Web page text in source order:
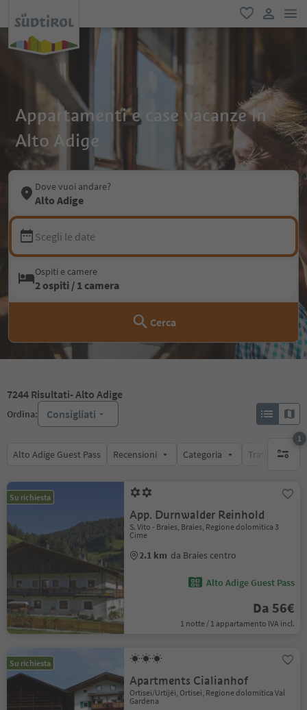
favoriti
user link
Appartamenti e case vacanze in
Alto Adige
Dove vuoi andare?
Alto Adige
Scegli le date
Ospiti e camere
2 ospiti / 1 camera
Cerca
7244 Risultati- Alto Adige
Ordina: Consigliati
Alto Adige Guest Pass Recensioni Categoria Trattamento
1
1 filtro
Su richiesta
App. Durnwalder Reinhold
S. Vito - Braies, Braies, Regione dolomitica 3
Cime
2.1 km da Braies centro
Alto Adige Guest Pass
Da 56€
1 notte / 1 appartamento IVA incl.
Su richiesta
Apartments Cialianhof
Ortisei/Urtijëi, Ortisei, Regione dolomitica Val
Gardena